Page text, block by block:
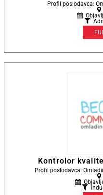
Profil poslodavca:
Kontrolor
Profil poslodavca: